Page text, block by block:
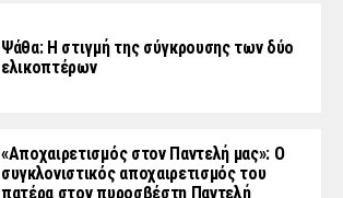
Ψάθα: Η στιγμή της σύγκρουσης των δύο
ελικοπτέρων
«Aποχαιρετισμός στον Παντελή μας»: Ο
συγκλονιστικός αποχαιρετισμός του
πατέρα στον πυροσβέστη Παντελή